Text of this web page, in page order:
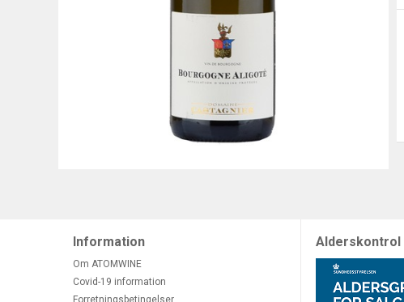
Information
Om ATOMWINE
Covid-19 information
Forretningsbetingelser
Alderskontrol